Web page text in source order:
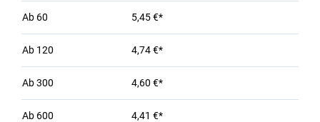
Ab 60 5,45 €*
Ab 120 4,74 €*
Ab300 4,60 €*
Ab 600 4,41 €*